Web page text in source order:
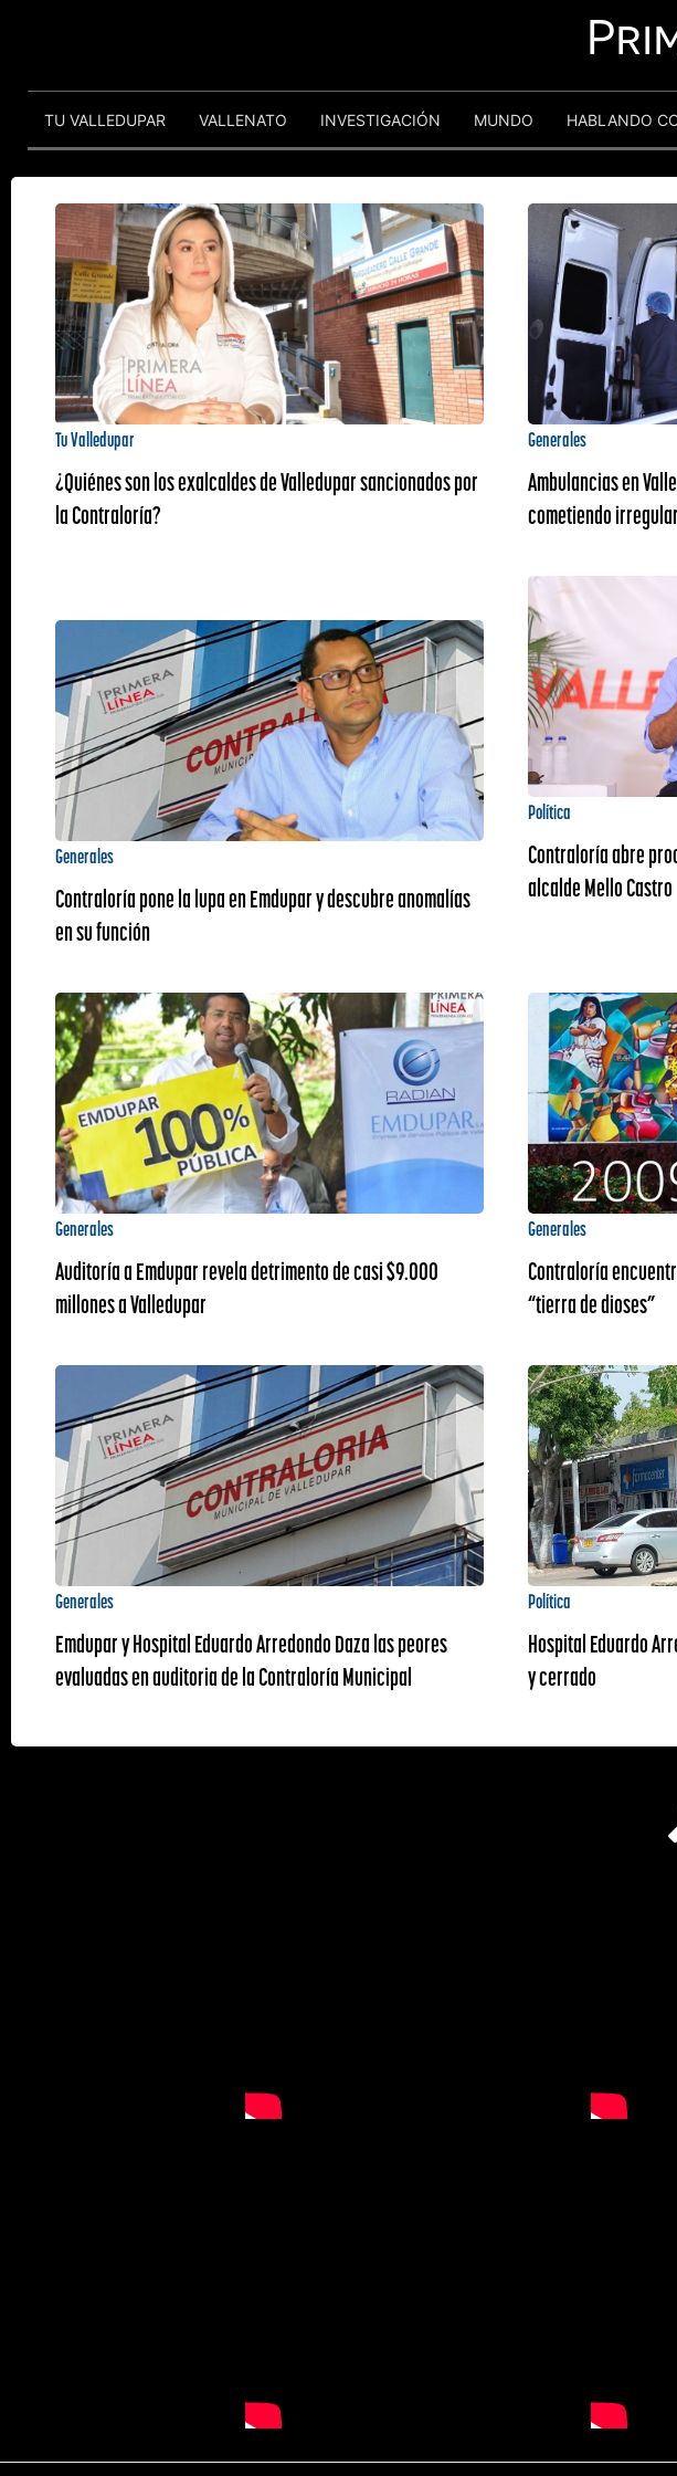
TU VALLEDUPAR VALLENATO INVESTIGACIÓN MUNDO HABLANDO
Tu Valledupar
¿Quiénes son los exalcaldes de Valledupar sancionados por
la Contraloría?
Generales
Ambulancias en
cometiendo
Política
Contraloría abre
alcalde Mello Castro
Generales
Contraloría pone la lupa en Emdupar y descubre anomalías
en su función
Generales
Auditoría a Emdupar revela detrimento de casi $9.000
millones a Valledupar
Generales
Contraloría
“tierra de dioses”
Generales
Emdupar y Hospital Eduardo Arredondo Daza las peores
evaluadas en auditoria de la Contraloría Municipal
Política
Hospital Eduardo
y cerrado